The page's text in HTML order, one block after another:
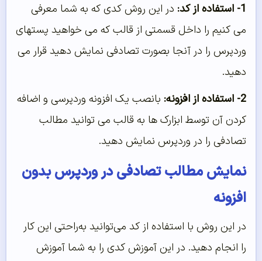
1- استفاده از کد:
در این روش کدی که به شما معرفی
می کنیم را داخل قسمتی از قالب که می خواهید پستهای
وردپرس را در آنجا بصورت تصادفی نمایش دهید قرار می
دهید.
2- استفاده از افزونه:
بانصب یک افزونه وردپرسی و اضافه
کردن آن توسط ابزارک ها به قالب می توانید مطالب
تصادفی را در وردپرس نمایش دهید.
نمایش مطالب تصادفی در وردپرس بدون
افزونه
در این روش با استفاده از کد می‌توانید به‌راحتی این کار
را انجام دهید. در این آموزش کدی را به شما آموزش